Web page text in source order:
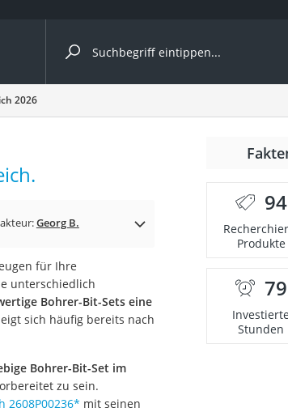
nach Kategorie
2026
Georg B.
für Ihre
unterschiedlich
Bohrer-Bit-Sets eine
sich häufig bereits nach
Bohrer-Bit-Set im
zu sein.
2608P00236* mit seinen
94
Produkte
79
Stunden